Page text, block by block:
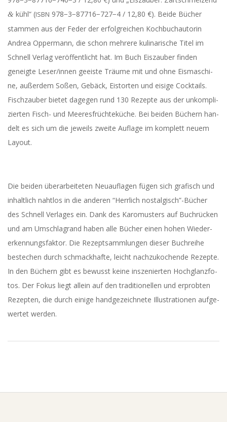
A
& kühl“ (ISBN 978−3−87716−727−4 / 12,80 €). Bei­de Bücher
stam­men aus der Feder der erfolg­rei­chen Koch­buch­au­to­rin
Andrea Opper­mann, die schon meh­re­re kuli­na­ri­sche Titel im
Schnell Ver­lag ver­öf­fent­licht hat. Im Buch Eis­zau­ber fin­den
geneig­te Leser/innen geeis­te Träu­me mit und ohne Eis­ma­schi­
ne, außer­dem Soßen, Gebäck, Eis­tor­ten und eisi­ge Cock­tails.
Fisch­zau­ber bie­tet dage­gen rund 130 Rezep­te aus der unkom­pli­
zier­ten Fisch- und Mee­res­früch­te­kü­che. Bei bei­den Büchern han­
delt es sich um die jeweils zwei­te Auf­la­ge im kom­plett neu­em
Layout.
Die bei­den über­ar­bei­te­ten Neu­auf­la­gen fügen sich gra­fisch und
inhalt­lich naht­los in die ande­ren “Herr­lich nostalgisch”-Bücher
des Schnell Ver­la­ges ein. Dank des Karo­mus­ters auf Buch­rü­cken
und am Umschlag­rand haben alle Bücher einen hohen Wie­der­
erken­nungs­fak­tor. Die Rezept­samm­lun­gen die­ser Buch­rei­he
bestechen durch schmack­haf­te, leicht nach­zu­ko­chen­de Rezep­te.
In den Büchern gibt es bewusst kei­ne insze­nier­ten Hoch­glanz­fo­
tos. Der Fokus liegt allein auf den tra­di­tio­nel­len und erprob­ten
Rezep­ten, die durch eini­ge hand­ge­zeich­ne­te Illus­tra­tio­nen auf­ge­
wer­tet werden.